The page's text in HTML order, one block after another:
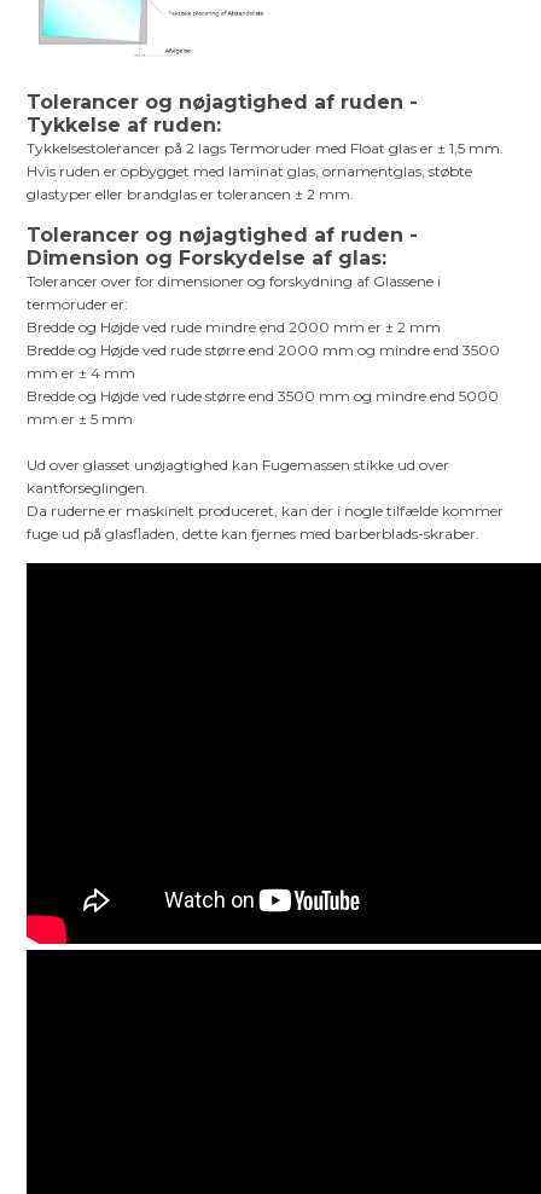
Tolerancer og nøjagtighed af ruden -
Tykkelse af ruden:
Tykkelsestolerancer på 2 lags Termoruder med Float glas er ± 1,5 mm.
Hvis ruden er opbygget med laminat glas, ornamentglas, støbte
glastyper eller brandglas er tolerancen ± 2 mm.
Tolerancer og nøjagtighed af ruden -
Dimension og Forskydelse af glas:
Tolerancer over for dimensioner og forskydning af Glassene i
termoruder er:
Bredde og Højde ved rude mindre end 2000 mm er ± 2 mm
Bredde og Højde ved rude større end 2000 mm og mindre end 3500
mm er ± 4 mm
Bredde og Højde ved rude større end 3500 mm og mindre end 5000
mm er ± 5 mm
Ud over glasset unøjagtighed kan Fugemassen stikke ud over
kantforseglingen.
Da ruderne er maskinelt produceret, kan der i nogle tilfælde kommer
fuge ud på glasfladen, dette kan fjernes med barberblads-skraber.